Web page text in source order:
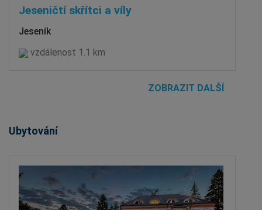
Jeseničtí skřítci a víly
Jeseník
vzdálenost 1.1 km
ZOBRAZIT DALŠÍ
Ubytování